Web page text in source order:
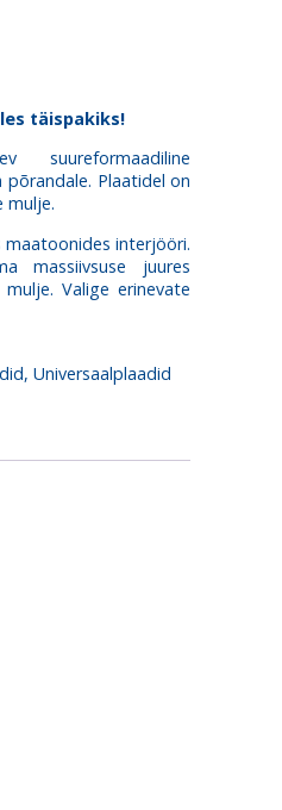
täispakiks!
suureformaadiline
Plaatidel on
mulje.
maatoonides interjööri.
massiivsuse juures
Valige erinevate
, Universaalplaadid